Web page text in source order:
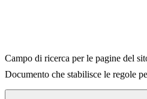
Campo di ricerca per le pagine del
Documento che stabilisce le regole